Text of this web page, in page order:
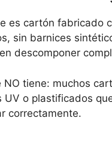
es cartón fabricado
sin barnices
descomponer
NO tiene: muchos
UV o plastificados
correctamente.